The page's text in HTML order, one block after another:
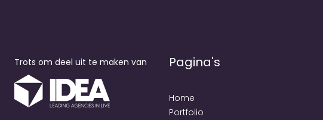
Trots om deel uit te maken van Pagina's
Home
Portfolio